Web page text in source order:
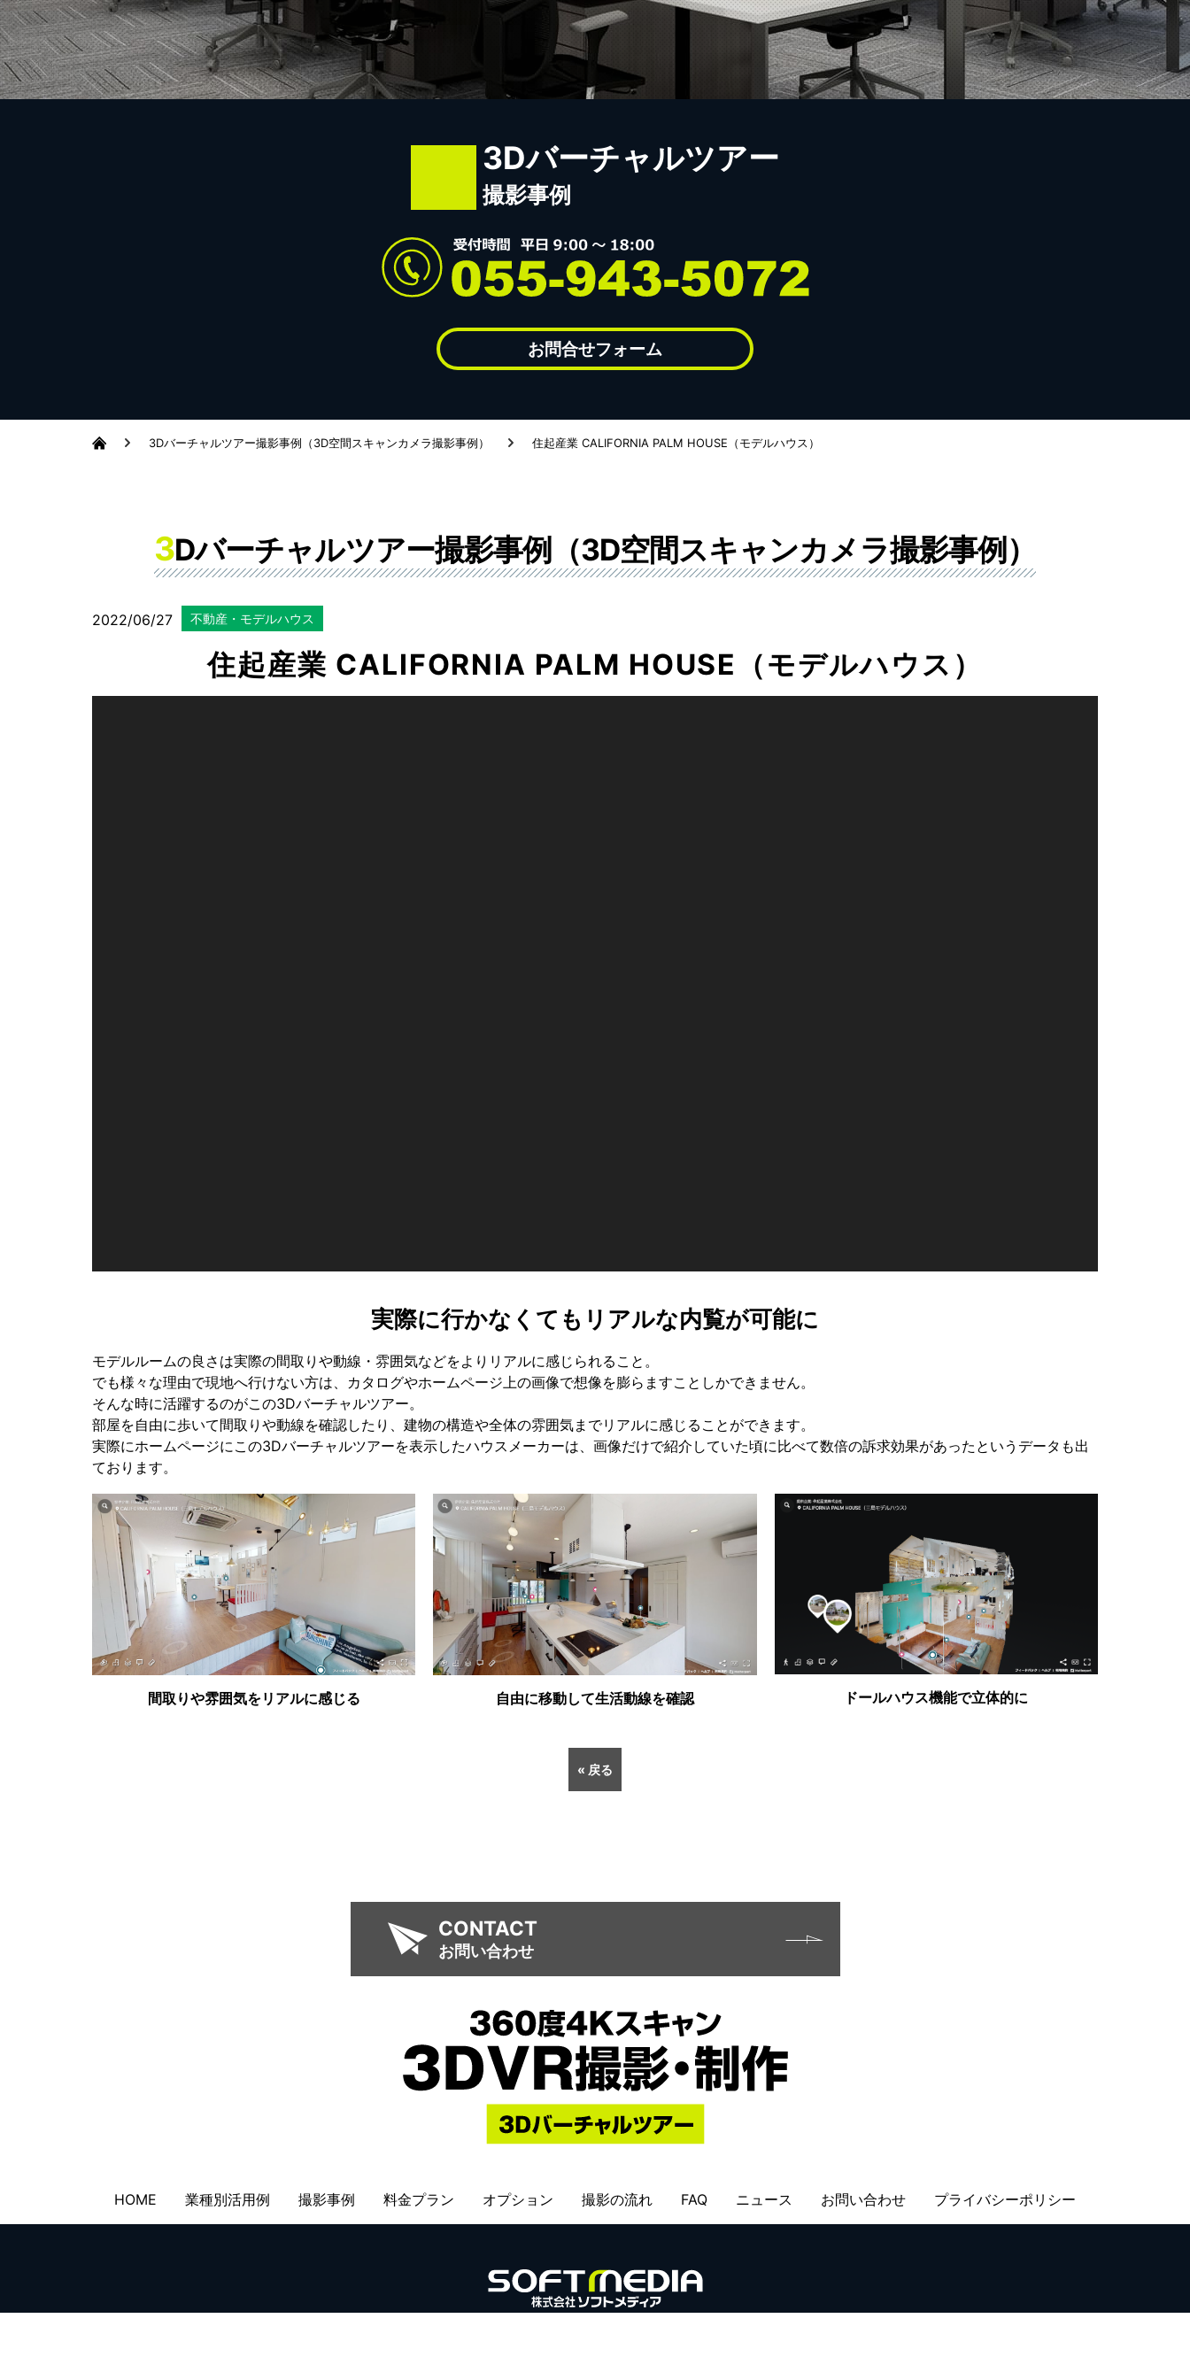
3Dバーチャルツアー
撮影事例
お問合せフォーム
3Dバーチャルツアー撮影事例（3D空間スキャンカメラ撮影事例） 住起産業 CALIFORNIA PALM HOUSE（モデルハウス）
3Dバーチャルツアー撮影事例（3D空間スキャンカメラ撮影事例）
2022/06/27 不動産・モデルハウス
住起産業 CALIFORNIA PALM HOUSE（モデルハウス）
実際に行かなくてもリアルな内覧が可能に
モデルルームの良さは実際の間取りや動線・雰囲気などをよりリアルに感じられること。
でも様々な理由で現地へ行けない方は、カタログやホームページ上の画像で想像を膨らますことしかできません。
そんな時に活躍するのがこの3Dバーチャルツアー。
部屋を自由に歩いて間取りや動線を確認したり、建物の構造や全体の雰囲気までリアルに感じることができます。
実際にホームページにこの3Dバーチャルツアーを表示したハウスメーカーは、画像だけで紹介していた頃に比べて数倍の訴求効果があったというデータも出
ております。
間取りや雰囲気をリアルに感じる 自由に移動して生活動線を確認 ドールハウス機能で立体的に
« 戻る
CONTACT
お問い合わせ
HOME 業種別活用例 撮影事例 料金プラン オプション 撮影の流れ FAQ ニュース お問い合わせ プライバシーポリシー